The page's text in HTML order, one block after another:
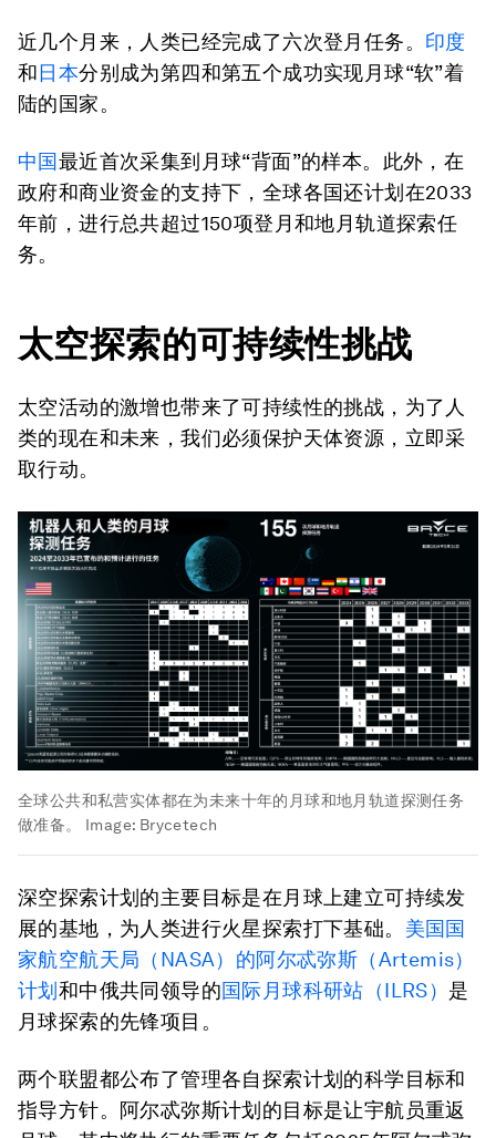
近几个月来，人类已经完成了六次登月任务。 印度
和日本分别成为第四和第五个成功实现月球“软”着
陆的国家。
中国最近首次采集到月球“背面”的样本。此外，在
政府和商业资金的支持下，全球各国还计划在2033
年前，进行总共超过150项登月和地月轨道探索任
务。
太空探索的可持续性挑战
太空活动的激增也带来了可持续性的挑战，为了人
类的现在和未来，我们必须保护天体资源，立即采
取行动。
全球公共和私营实体都在为未来十年的月球和地月轨道探测任务
做准备。
Image: Brycetech
深空探索计划的主要目标是在月球上建立可持续发
展的基地，为人类进行火星探索打下基础。 美国国
家航空航天局（NASA）的阿尔忒弥斯（Artemis）
计划 和中俄共同领导的国际月球科研站（ILRS） 是
月球探索的先锋项目。
两个联盟都公布了管理各自探索计划的科学目标和
指导方针。阿尔忒弥斯计划的目标是让宇航员重返